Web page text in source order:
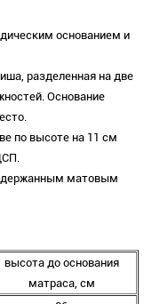
основанием и
разделенная на две
Основание
по высоте на 11 см
матовым
высота до основания
матраса, см